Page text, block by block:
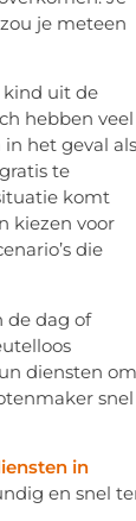
je meteen
uit de
hebben veel
het geval als
te
komt
voor
die
de dag of
diensten om
snel
in
en snel ter